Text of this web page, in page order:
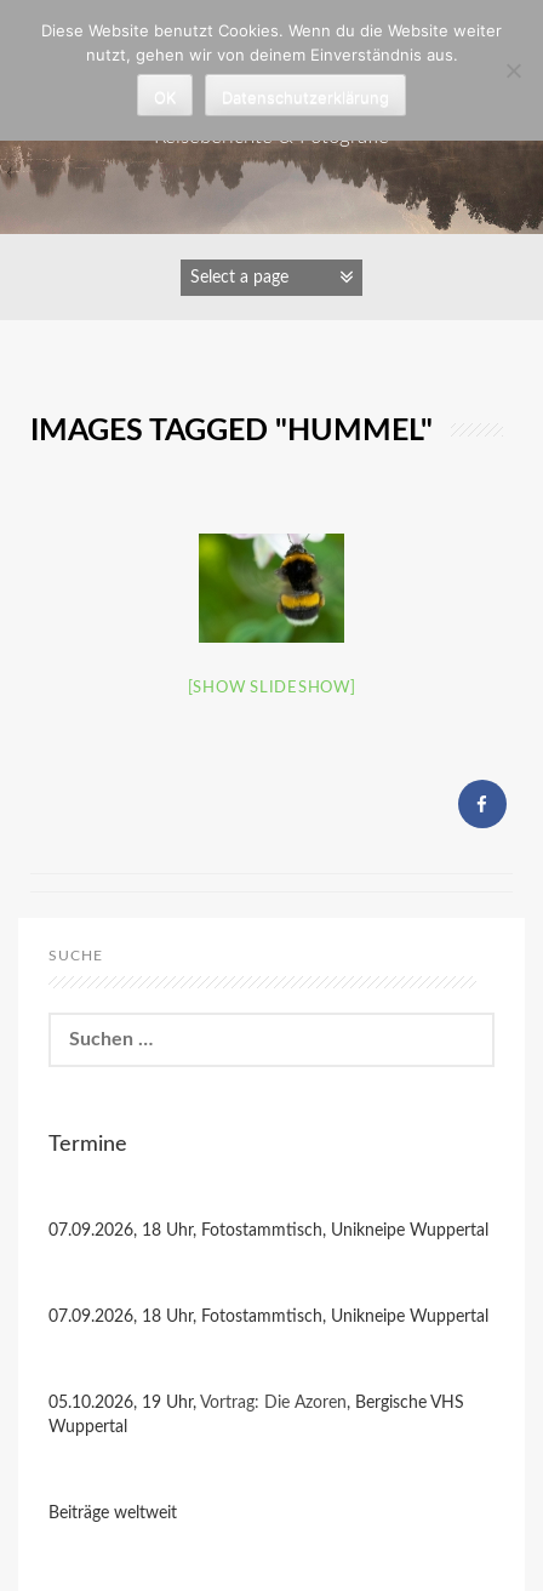
Astrid Padberg
Reiseberichte & Fotografie
IMAGES TAGGED "HUMMEL"
[SHOW SLIDESHOW]
SUCHE
nach:
Termine
07.09.2026, 18 Uhr, Fotostammtisch, Unikneipe Wuppertal
07.09.2026, 18 Uhr, Fotostammtisch, Unikneipe Wuppertal
05.10.2026, 19 Uhr, Vortrag: Die Azoren, Bergische VHS
Wuppertal
Beiträge weltweit
Diese Website benutzt Cookies. Wenn du die Website weiter
nutzt, gehen wir von deinem Einverständnis aus.